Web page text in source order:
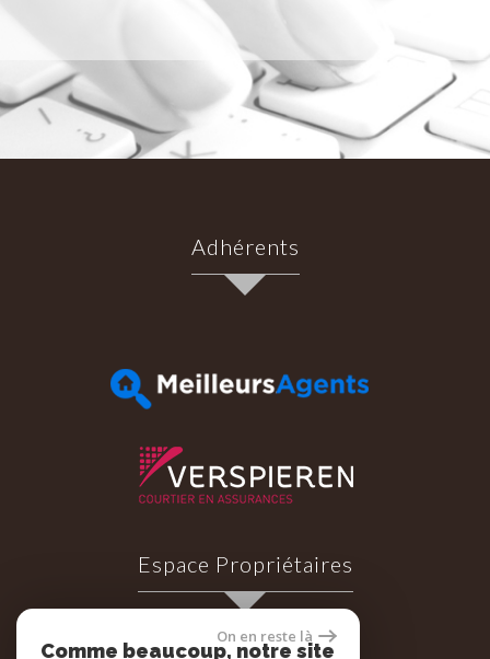
Adhérents
Espace Propriétaires
On en reste là
Comme beaucoup, notre site